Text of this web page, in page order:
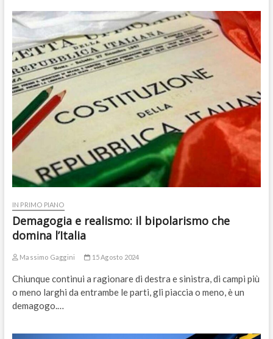
IN PRIMO PIANO
Demagogia e realismo: il bipolarismo che
domina l’Italia
Massimo Gaggini 15 Agosto 2024
Chiunque continui a ragionare di destra e sinistra, di campi più
o meno larghi da entrambe le parti, gli piaccia o meno, è un
demagogo.…